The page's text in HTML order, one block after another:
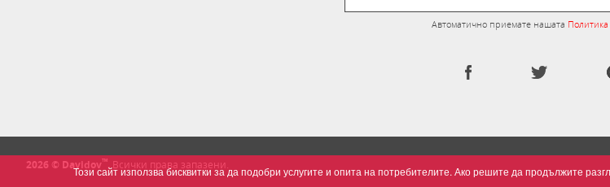
Този сайт използва бисквитки за да подобри услугите и опита на потребителите. Ако решите да продължите
Автоматично приемате нашата
2026 © Davidov™.Всички права запазени.